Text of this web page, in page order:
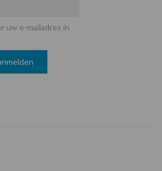
uw e-mailadres in